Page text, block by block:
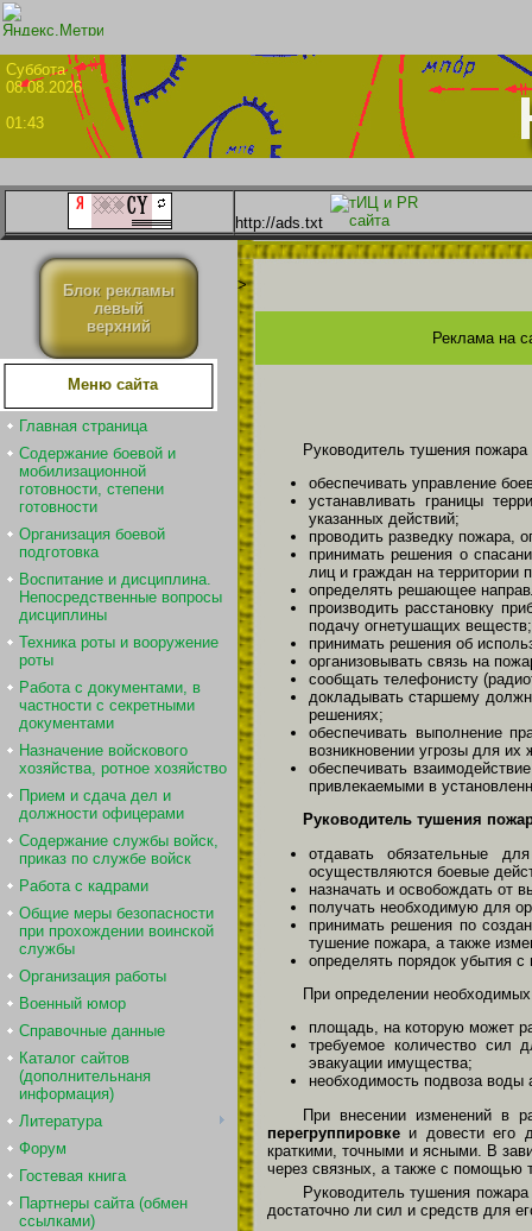
08.08.2026
01:43
http://ads.txt
Блок рекламы
левый
верхний
Меню сайта
Главная страница
Содержание боевой и
мобилизационной
готовности, степени
готовности
Организация боевой
подготовка
Воспитание и дисциплина.
Непосредственные вопросы
дисциплины
Техника роты и вооружение
роты
Работа с документами, в
частности с секретными
документами
Назначение войскового
хозяйства, ротное хозяйство
Прием и сдача дел и
должности офицерами
Содержание службы войск,
приказ по службе войск
Работа с кадрами
Общие меры безопасности
при прохождении воинской
службы
Организация работы
Военный юмор
Справочные данные
Каталог сайтов
(дополнительнаня
информация)
Литература
Форум
Гостевая книга
Партнеры сайта (обмен
ссылками)
>
Реклама на
Руководитель тушения пожара
обеспечивать управление
устанавливать границы
указанных действий;
проводить разведку пожара,
принимать решения о
лиц и граждан на территории
определять решающее
производить расстановку
подачу огнетушащих веществ;
принимать решения об
организовывать связь на
сообщать телефонисту
докладывать старшему
решениях;
обеспечивать выполнение
возникновении угрозы для их
обеспечивать
привлекаемыми в
Руководитель тушения
отдавать обязательные
осуществляются боевые
назначать и освобождать от
получать необходимую для
принимать решения по
тушение пожара, а также
определять порядок убытия
При определении
площадь, на которую может
требуемое количество сил
эвакуации имущества;
необходимость подвоза воды
При внесении изменений в
перегруппировке и довести его
краткими, точными и ясными. В
через связных, а также с помощью
Руководитель тушения
достаточно ли сил и средств для